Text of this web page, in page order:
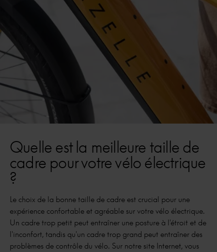
Quelle est la meilleure taille de
cadre pour votre vélo électrique
?
Le choix de la bonne taille de cadre est crucial pour une
expérience confortable et agréable sur votre vélo électrique.
Un cadre trop petit peut entraîner une posture à l'étroit et de
l'inconfort, tandis qu'un cadre trop grand peut entraîner des
problèmes de contrôle du vélo. Sur notre site Internet, vous